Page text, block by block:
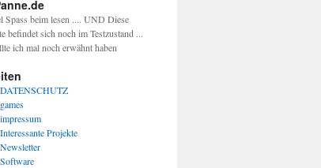
Spass beim lesen .... UND Diese
befindet sich noch im Testzustand ...
ich mal noch erwähnt haben
DATENSCHUTZ
games
impressum
Interessante Projekte
Newsletter
Software